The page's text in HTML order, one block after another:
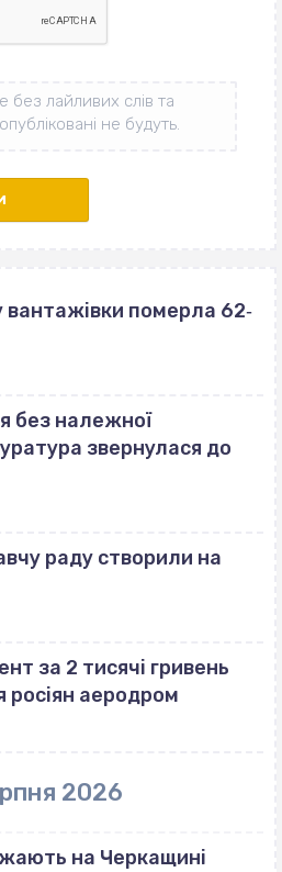
вантажівки померла 62‐
без належної
звернулася до
раду створили на
за 2 тисячі гривень
росіян аеродром
2026
на Черкащині